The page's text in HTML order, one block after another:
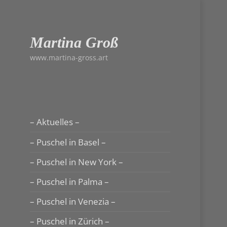
Martina Groß
www.martina-gross.art
– Aktuelles –
– Puschel in Basel –
– Puschel in New York –
– Puschel in Palma –
– Puschel in Venezia –
– Puschel in Zürich –